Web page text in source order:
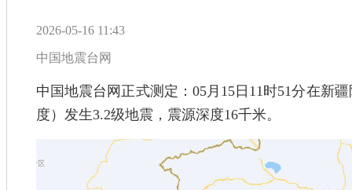
2026-05-16 11:43
中国地震台网
中国地震台网正式测定：05月15日11时51分在新
度）发生3.2级地震，震源深度16千米。